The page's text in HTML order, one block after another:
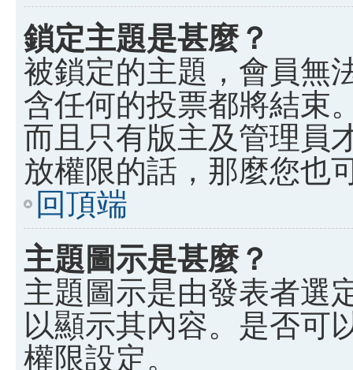
鎖定主題是甚麼？
被鎖定的主題，會員無
含任何的投票都將結束
而且只有版主及管理員
放權限的話，那麼您也
回頂端
主題圖示是甚麼？
主題圖示是由發表者選
以顯示其內容。是否可
權限設定。